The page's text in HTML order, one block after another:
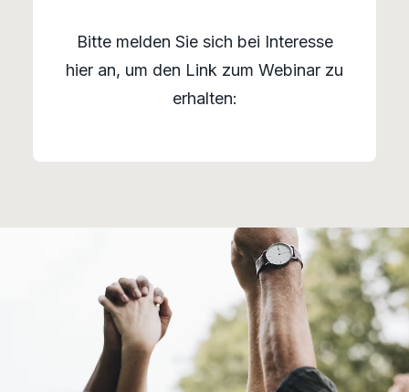
Bitte melden Sie sich bei Interesse
hier an, um den Link zum Webinar zu
erhalten: